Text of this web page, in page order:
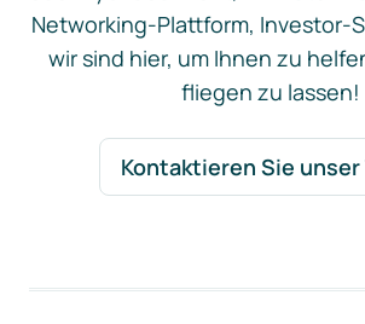
Networking-Plattform, Investor-
wir sind hier, um Ihnen zu
fliegen zu lassen!
Kontaktieren Sie unser